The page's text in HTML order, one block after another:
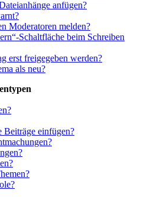
anfügen?
Moderatoren melden?
Schaltfläche beim Schreiben
erst freigegeben werden?
als neu?
einfügen?